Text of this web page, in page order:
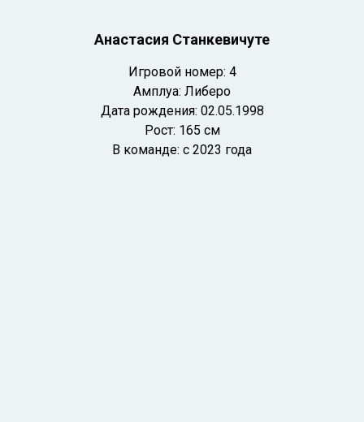
Анастасия Станкевичуте
Игровой номер: 4
Амплуа: Либеро
Дата рождения: 02.05.1998
Рост: 165 см
В команде: с 2023 года